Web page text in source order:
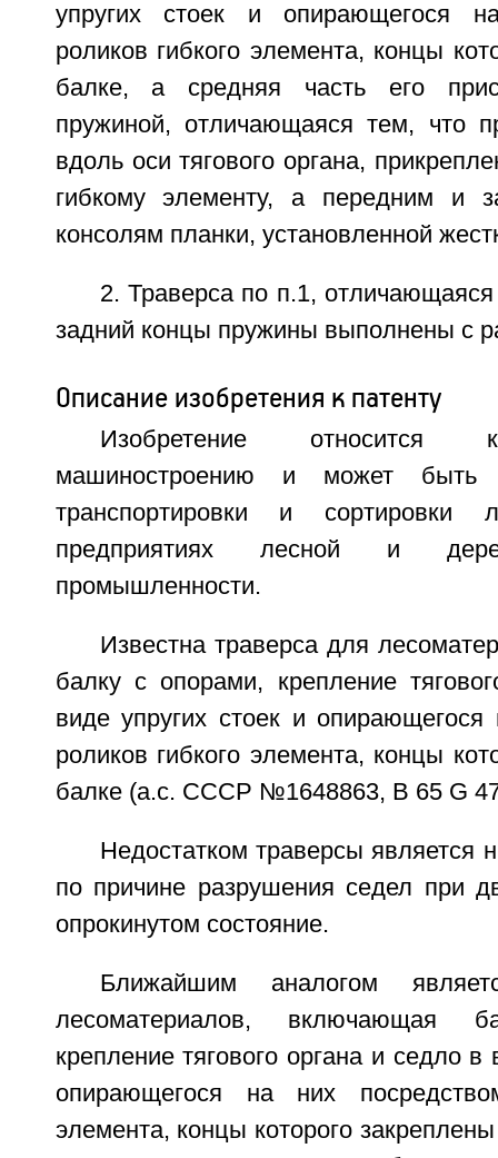
упругих стоек и опирающегося
роликов гибкого элемента, концы
балке, а средняя часть его
пружиной, отличающаяся тем, что
вдоль оси тягового органа,
гибкому элементу, а передним и
консолям планки, установленной
2. Траверса по п.1,
задний концы пружины выполнены с
Описание изобретения к патенту
Изобретение относится
машиностроению и может быть
транспортировки и сортировки
предприятиях лесной и
промышленности.
Известна траверса для
балку с опорами, крепление
виде упругих стоек и
роликов гибкого элемента, концы
балке (а.с. СССР №1648863, В 65 G
Недостатком траверсы является
по причине разрушения седел при
опрокинутом состояние.
Ближайшим аналогом
лесоматериалов, включающая
крепление тягового органа и седло в
опирающегося на них
элемента, концы которого